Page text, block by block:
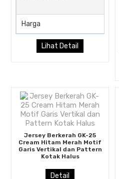
Harga
Lihat Detail
Jersey Berkerah GK-25
Cream Hitam Merah Motif
Garis Vertikal dan Pattern
Kotak Halus
Detail